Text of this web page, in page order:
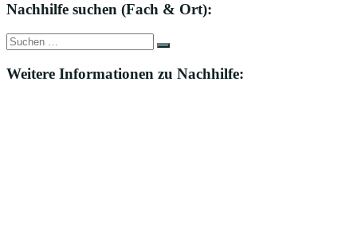
Nachhilfe suchen (Fach & Ort):
Suche
nach:
Suchen
Weitere Informationen zu Nachhilfe: